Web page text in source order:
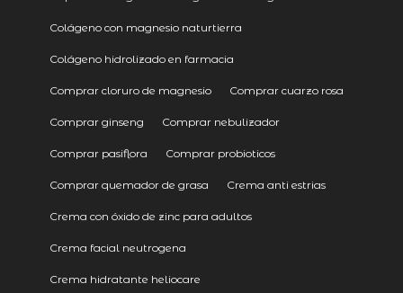
Colágeno con magnesio naturtierra
Colágeno hidrolizado en farmacia
Comprar cloruro de magnesio Comprar cuarzo rosa
Comprar ginseng Comprar nebulizador
Comprar pasiflora Comprar probioticos
Comprar quemador de grasa Crema anti estrias
Crema con óxido de zinc para adultos
Crema facial neutrogena
Crema hidratante heliocare